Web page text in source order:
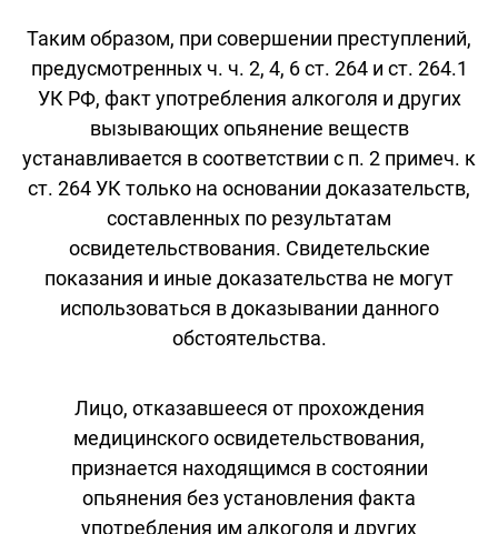
Таким образом, при совершении преступлений,
предусмотренных ч. ч. 2, 4, 6 ст. 264 и ст. 264.1
УК РФ, факт употребления алкоголя и других
вызывающих опьянение веществ
устанавливается в соответствии с п. 2 примеч. к
ст. 264 УК только на основании доказательств,
составленных по результатам
освидетельствования. Свидетельские
показания и иные доказательства не могут
использоваться в доказывании данного
обстоятельства.
Лицо, отказавшееся от прохождения
медицинского освидетельствования,
признается находящимся в состоянии
опьянения без установления факта
употребления им алкоголя и других